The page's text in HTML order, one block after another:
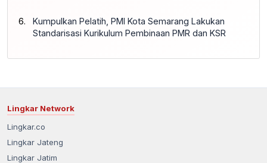
Kumpulkan Pelatih, PMI Kota Semarang Lakukan
Standarisasi Kurikulum Pembinaan PMR dan KSR
Lingkar Network
Lingkar.co
Lingkar Jateng
Lingkar Jatim